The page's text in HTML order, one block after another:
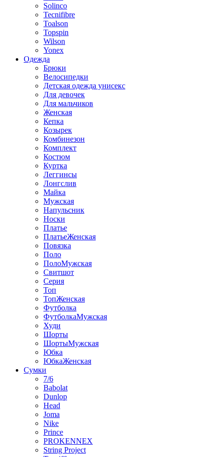
Solinco
Tecnifibre
Toalson
Topspin
Wilson
Yonex
Одежда
Брюки
Велосипедки
Детская одежда унисекс
Для девочек
Для мальчиков
Женская
Кепка
Козырек
Комбинезон
Комплект
Костюм
Куртка
Леггинсы
Лонгслив
Майка
Мужская
Напульсник
Носки
Платье
ПлатьеЖенская
Повязка
Поло
ПолоМужская
Свитшот
Серия
Топ
ТопЖенская
Футболка
ФутболкаМужская
Худи
Шорты
ШортыМужская
Юбка
ЮбкаЖенская
Сумки
7/6
Babolat
Dunlop
Head
Joma
Nike
Prince
PROKENNEX
String Project